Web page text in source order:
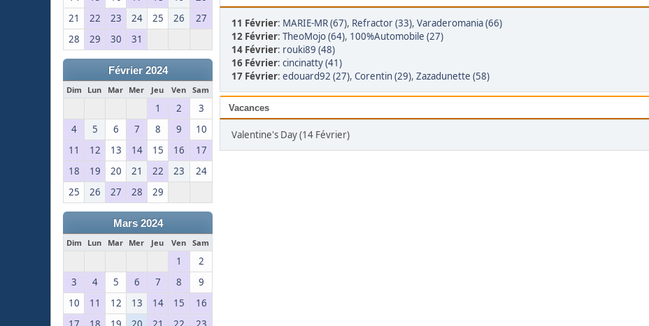
21
22 23 24 25 26
27
28
29 30 31
Février 2024
Dim Lun Mar Mer Jeu Ven Sam
1 2
3
4
5 6 7 8 9
10
11
12 13 14 15 16
17
18
19 20 21 22 23
24
25
26 27 28 29
Mars 2024
Dim Lun Mar Mer Jeu Ven Sam
1
2
3
4 5 6 7 8
9
10
11 12 13 14 15
16
11 Février: MARIE-MR (67), Refractor (33), Varaderomania (66)
12 Février: TheoMojo (64), 100%Automobile (27)
14 Février: rouki89 (48)
16 Février: cincinatty (41)
17 Février: edouard92 (27), Corentin (29), Zazadunette (58)
Vacances
Valentine's Day (14 Février)